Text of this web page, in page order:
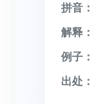
拼音：
解释：
例子：
出处：